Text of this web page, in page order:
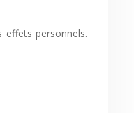
personnels.